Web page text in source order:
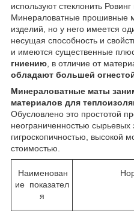
используют стеклонить
Минераловатные прошивные
изделий, но у него имеется
несущая способность и
и имеются существенные
гниению , в отличие от
обладают большей
Минераловатные маты
материалов для
Обусловлено это простотой
неограниченностью сырьевых
гигроскопичностью, высокой
стоимостью.
Наименован
ие показател
я